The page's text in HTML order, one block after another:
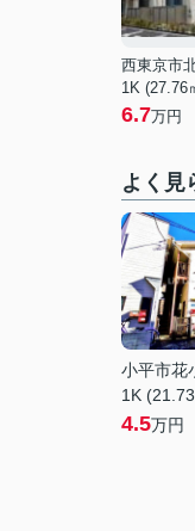
西東京市
1K (27.76
6.7万円
よく見
小平市花
1K
4.5万円